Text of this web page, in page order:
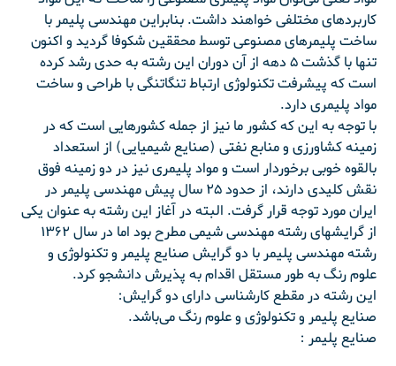
کاربردهای مختلفی خواهند داشت. بنابراین مهندسی پلیمر با
ساخت پلیمرهای مصنوعی توسط محققین شکوفا گردید و اکنون
تنها با گذشت ۵ دهه از آن دوران این رشته به حدی رشد کرده
است که پیشرفت تکنولوژی ارتباط تنگاتنگی با طراحی و ساخت
مواد پلیمری دارد.
با توجه به این که کشور ما نیز از جمله کشورهایی است که در
زمینه کشاورزی و منابع نفتی (صنایع شیمیایی)‌ از استعداد
بالقوه خوبی برخوردار است و مواد پلیمری نیز در دو زمینه فوق
نقش کلیدی دارند، از حدود ۲۵ سال پیش مهندسی پلیمر در
ایران مورد توجه قرار گرفت. البته در آغاز این رشته به عنوان یکی
از گرایشهای رشته مهندسی شیمی مطرح بود اما در سال ۱۳۶۲
رشته مهندسی پلیمر با دو گرایش صنایع پلیمر و تکنولوژی و
علوم رنگ به طور مستقل اقدام به پذیرش دانشجو کرد.
این رشته در مقطع کارشناسی دارای دو گرایش:
صنایع پلیمر و تکنولوژی و علوم رنگ می‌باشد.
صنایع پلیمر :